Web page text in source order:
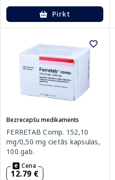
Pirkt
Bezrecepšu medikaments
FERRETAB Comp. 152,10
mg/0,50 mg cietās kapsulas,
100 gab.
Cena
12.79 €